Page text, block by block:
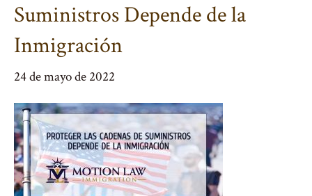
Suministros Depende de la
Inmigración
24 de mayo de 2022